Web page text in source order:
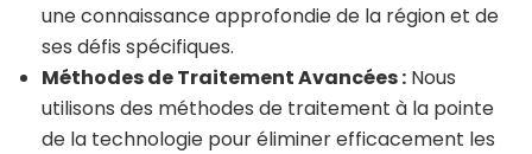
une connaissance approfondie de la région et de
ses défis spécifiques.
Méthodes de Traitement Avancées : Nous
utilisons des méthodes de traitement à la pointe
de la technologie pour éliminer efficacement les